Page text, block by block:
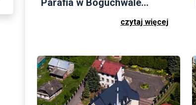
Parafia w Boguchwale...
czytaj więcej